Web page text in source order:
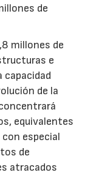
de
millones de
e
capacidad
de la
equivalentes
especial
de
atracados